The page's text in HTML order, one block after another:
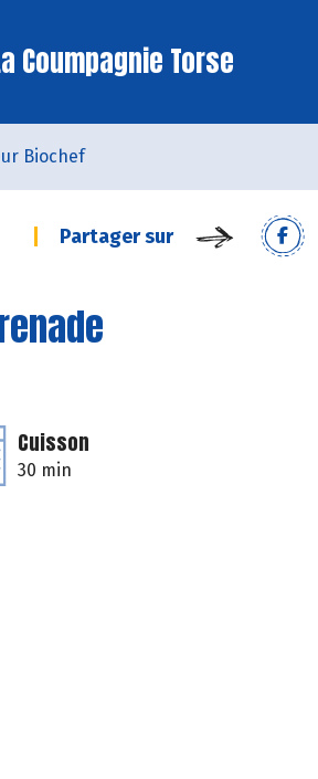
Coumpagnie Torse
Biochef
Partager sur
Cuisson
30 min